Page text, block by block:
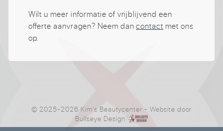
Wilt u meer informatie of vrijblijvend een
offerte aanvragen? Neem dancontact met ons
op.
© 2025-2026 Kim's Beautycenter- Website door
Bullseye Design